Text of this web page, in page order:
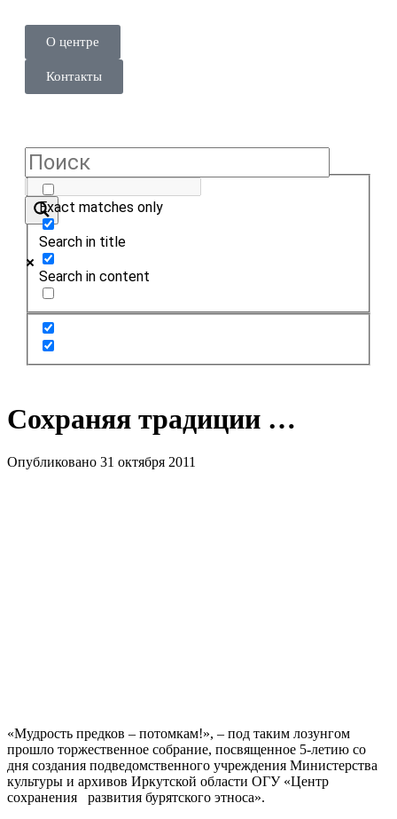
О центре
Контакты
Exact matches only
Search in title
Search in content
Сохраняя традиции …
Опубликовано 31 октября 2011
«Мудрость предков – потомкам!», – под таким лозунгом
прошло торжественное собрание, посвященное 5-летию со
дня создания подведомственного учреждения Министерства
культуры и архивов Иркутской области ОГУ «Центр
сохранения развития бурятского этноса».